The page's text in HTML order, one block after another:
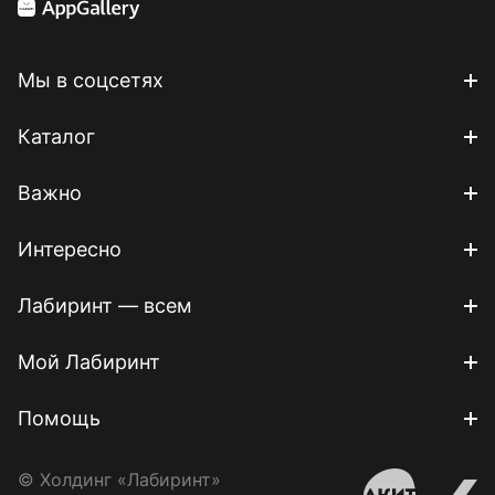
Мы в соцсетях
Каталог
Важно
Интересно
Лабиринт — всем
Мой Лабиринт
Помощь
© Холдинг «Лабиринт»